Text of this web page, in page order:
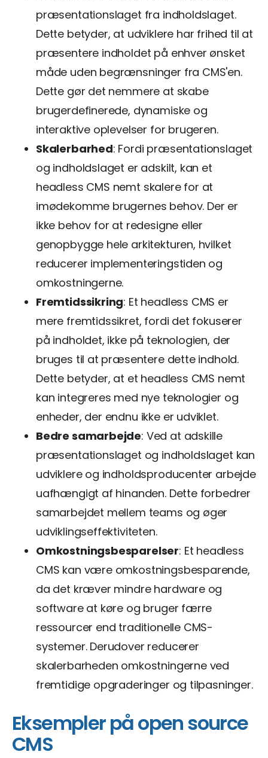
præsentationslaget fra indholdslaget.
Dette betyder, at udviklere har frihed til at
præsentere indholdet på enhver ønsket
måde uden begrænsninger fra CMS'en.
Dette gør det nemmere at skabe
brugerdefinerede, dynamiske og
interaktive oplevelser for brugeren.
Skalerbarhed: Fordi præsentationslaget
og indholdslaget er adskilt, kan et
headless CMS nemt skalere for at
imødekomme brugernes behov. Der er
ikke behov for at redesigne eller
genopbygge hele arkitekturen, hvilket
reducerer implementeringstiden og
omkostningerne.
Fremtidssikring: Et headless CMS er
mere fremtidssikret, fordi det fokuserer
på indholdet, ikke på teknologien, der
bruges til at præsentere dette indhold.
Dette betyder, at et headless CMS nemt
kan integreres med nye teknologier og
enheder, der endnu ikke er udviklet.
Bedre samarbejde: Ved at adskille
præsentationslaget og indholdslaget kan
udviklere og indholdsproducenter arbejde
uafhængigt af hinanden. Dette forbedrer
samarbejdet mellem teams og øger
udviklingseffektiviteten.
Omkostningsbesparelser: Et headless
CMS kan være omkostningsbesparende,
da det kræver mindre hardware og
software at køre og bruger færre
ressourcer end traditionelle CMS-
systemer. Derudover reducerer
skalerbarheden omkostningerne ved
fremtidige opgraderinger og tilpasninger.
Eksempler på open source
CMS